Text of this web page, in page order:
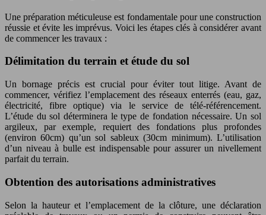
Une préparation méticuleuse est fondamentale pour une construction
réussie et évite les imprévus. Voici les étapes clés à considérer avant
de commencer les travaux :
Délimitation du terrain et étude du sol
Un bornage précis est crucial pour éviter tout litige. Avant de
commencer, vérifiez l’emplacement des réseaux enterrés (eau, gaz,
électricité, fibre optique) via le service de télé-référencement.
L’étude du sol déterminera le type de fondation nécessaire. Un sol
argileux, par exemple, requiert des fondations plus profondes
(environ 60cm) qu’un sol sableux (30cm minimum). L’utilisation
d’un niveau à bulle est indispensable pour assurer un nivellement
parfait du terrain.
Obtention des autorisations administratives
Selon la hauteur et l’emplacement de la clôture, une déclaration